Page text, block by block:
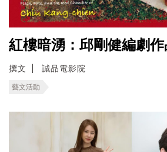
紅樓暗湧：邱剛健編劇作
撰文 誠品電影院
藝文活動